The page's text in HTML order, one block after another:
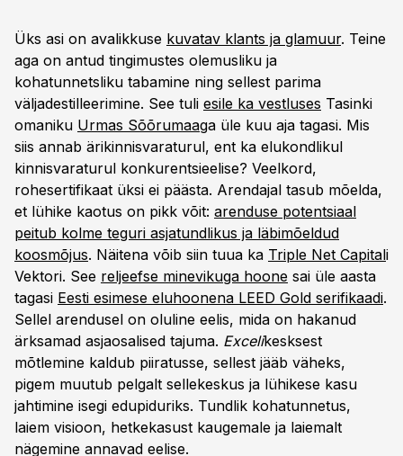
Üks asi on avalikkuse kuvatav klants ja glamuur. Teine
aga on antud tingimustes olemusliku ja
kohatunnetsliku tabamine ning sellest parima
väljadestilleerimine. See tuli esile ka vestluses Tasinki
omaniku Urmas Sõõrumaaga üle kuu aja tagasi. Mis
siis annab ärikinnisvaraturul, ent ka elukondlikul
kinnisvaraturul konkurentsieelise? Veelkord,
rohesertifikaat üksi ei päästa. Arendajal tasub mõelda,
et lühike kaotus on pikk võit: arenduse potentsiaal
peitub kolme teguri asjatundlikus ja läbimõeldud
koosmõjus. Näitena võib siin tuua ka Triple Net Capitali
Vektori. See reljeefse minevikuga hoone sai üle aasta
tagasi Eesti esimese eluhoonena LEED Gold serifikaadi.
Sellel arendusel on oluline eelis, mida on hakanud
ärksamad asjaosalised tajuma. Excelikesksest
mõtlemine kaldub piiratusse, sellest jääb väheks,
pigem muutub pelgalt sellekeskus ja lühikese kasu
jahtimine isegi edupiduriks. Tundlik kohatunnetus,
laiem visioon, hetkekasust kaugemale ja laiemalt
nägemine annavad eelise.